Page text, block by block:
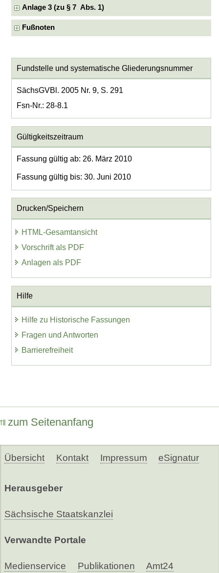
Anlage 3 (zu § 7 Abs. 1)
Fußnoten
Fundstelle und systematische Gliederungsnummer
SächsGVBl. 2005 Nr. 9, S. 291
Fsn-Nr.: 28-8.1
Gültigkeitszeitraum
Fassung gültig ab: 26. März 2010
Fassung gültig bis: 30. Juni 2010
Drucken/Speichern
HTML-Gesamtansicht
Vorschrift als PDF
Anlagen als PDF
Hilfe
Hilfe zu Historische Fassungen
Fragen und Antworten
Barrierefreiheit
zum Seitenanfang
Übersicht Kontakt Impressum eSignatur
Herausgeber
Sächsische Staatskanzlei
Verwandte Portale
Medienservice Publikationen Amt24